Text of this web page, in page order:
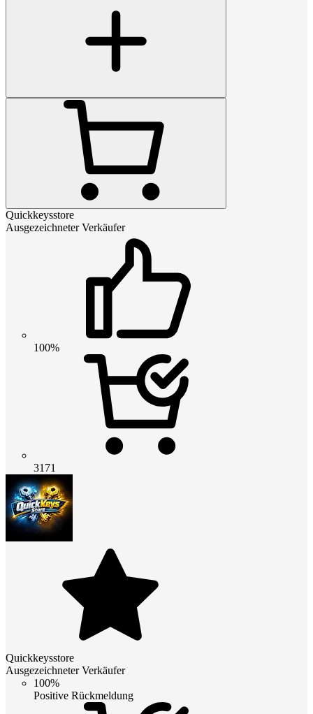
Quickkeysstore
Ausgezeichneter Verkäufer
100%
3171
Quickkeysstore
Ausgezeichneter Verkäufer
100%
Positive Rückmeldung